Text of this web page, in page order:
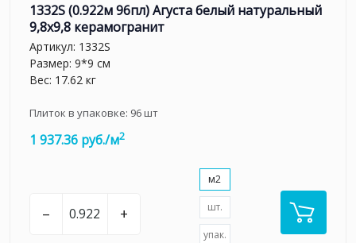
1332S (0.922м 96пл) Агуста белый натуральный
9,8х9,8 керамогранит
Артикул: 1332S
Размер: 9*9 см
Вес: 17.62 кг
Плиток в упаковке: 96шт
1 937.36 руб./м2
– +
м2
шт.
упак.